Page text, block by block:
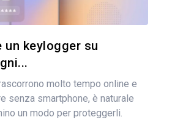
un keylogger su
molto tempo online e
senza smartphone, è naturale
un modo per proteggerli.